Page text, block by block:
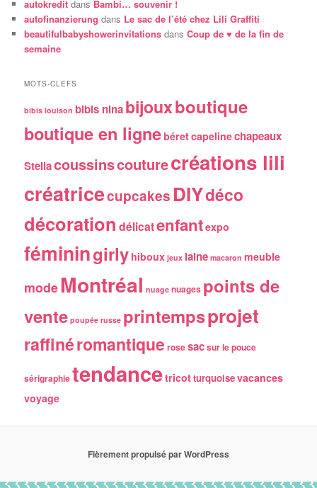
autokredit dans Bambi… souvenir !
autofinanzierung dans Le sac de l’été chez Lili Graffiti
beautifulbabyshowerinvitations dansCoup de ♥ de la fin de
semaine
MOTS-CLEFS
bibis louison bibis ninabijouxboutique
boutique en lignebéretcapelinechapeaux
Stellacoussinscouturecréations lili
créatricecupcakes DIYdéco
décoration délicatenfantexpo
féminingirly hiboux jeux laine macaron meuble
modeMontréal nuage nuages points de
vente poupée russe printempsprojet
raffinéromantique rosesacsur le pouce
sérigraphietendancetricotturquoisevacances
voyage
Fièrement propulsé par WordPress